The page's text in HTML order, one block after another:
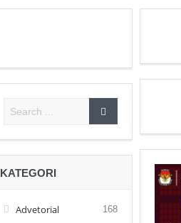
KATEGORI
Advetorial 168